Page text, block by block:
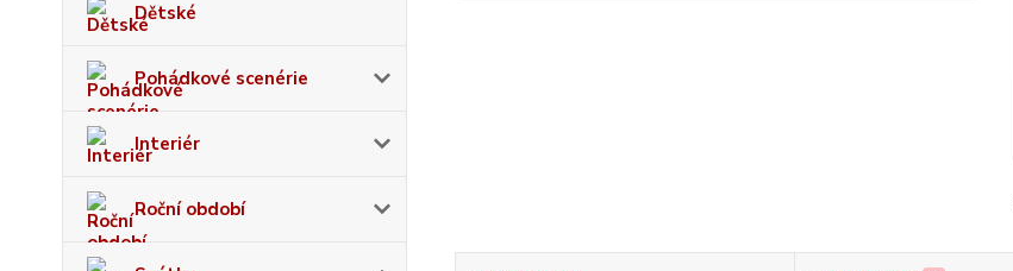
Dětské
Pohádkové scenérie
Interiér
Roční období